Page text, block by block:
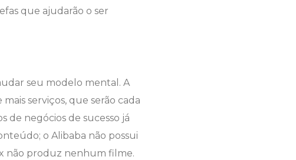
que ajudarão o ser
seu modelo mental. A
serviços, que serão cada
de negócios de sucesso já
o Alibaba não possui
não produz nenhum filme.